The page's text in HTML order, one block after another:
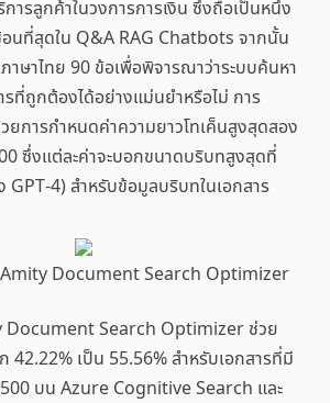
ารลูกค้าในวงการการเงิน ซึ่งถือเป็นหนึ่ง
นที่สุดใน Q&A RAG Chatbots จากนั้น
ษาไทย 90 ข้อเพื่อพิจารณาว่าระบบค้นหา
ที่ถูกต้องได้อย่างแม่นยำหรือไม่ การ
ยการกำหนดค่าความยาวโทเค็นสูงสุดสอง
ซึ่งแต่ละค่าจะบอกขนาดบริบทสูงสุดที่
GPT-4) สำหรับข้อมูลบริบทในเอกสาร
Amity Document Search Optimizer
Document Search Optimizer ช่วย
42.22% เป็น 55.56% สำหรับเอกสารที่มี
บน Azure Cognitive Search และ